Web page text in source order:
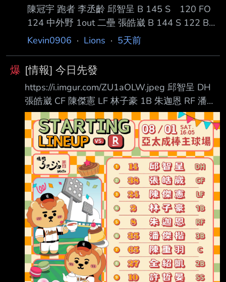
陳冠宇 跑者 李丞齡 邱智呈 B 145 S 120 FO
124 中外野 1out 二壘 張皓崴 B 144 S 122 B
125 S 123 GO 146 二滾 2outs 三壘 陳傑憲 S
Kevin0906 · Lions · 5天前
爆 [情報] 今日先發
https://i.imgur.com/ZU1aOLW.jpeg 邱智呈 DH
張皓崴 CF 陳傑憲 LF 林子豪 1B 朱迦恩 RF 潘傑
楷 3B 陳重羽 C 全紹凱 2B 許哲晏 SS 周彥農 P
這個二遊 投手保重 --